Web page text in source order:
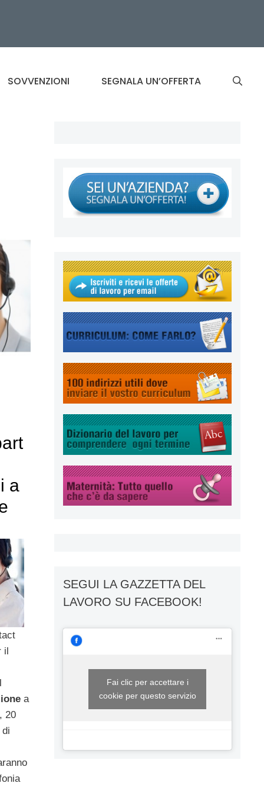
SOVVENZIONI SEGNALA UN’OFFERTA
a
a
20
SEGUI LA GAZZETTA DEL
LAVORO SU FACEBOOK!
Fai clic per accettare i
cookie per questo servizio